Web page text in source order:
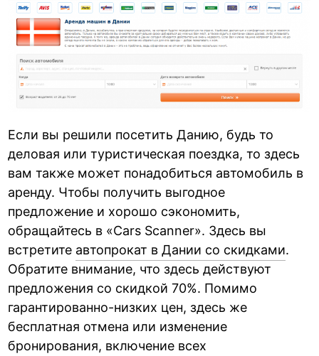
Если вы решили посетить Данию, будь то
деловая или туристическая поездка, то здесь
вам также может понадобиться автомобиль в
аренду. Чтобы получить выгодное
предложение и хорошо сэкономить,
обращайтесь в «Cars Scanner». Здесь вы
встретите автопрокат в Дании со скидками.
Обратите внимание, что здесь действуют
предложения со скидкой 70%. Помимо
гарантированно-низких цен, здесь же
бесплатная отмена или изменение
бронирования, включение всех